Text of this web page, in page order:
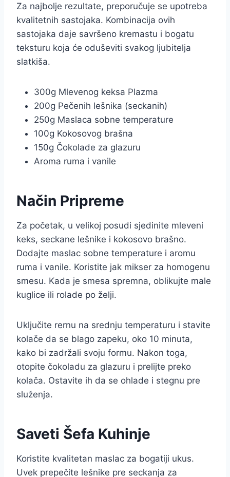
Za najbolje rezultate, preporučuje se upotreba
kvalitetnih sastojaka. Kombinacija ovih
sastojaka daje savršeno kremastu i bogatu
teksturu koja će oduševiti svakog ljubitelja
slatkiša.
300g Mlevenog keksa Plazma
200g Pečenih lešnika (seckanih)
250g Maslaca sobne temperature
100g Kokosovog brašna
150g Čokolade za glazuru
Aroma ruma i vanile
Način Pripreme
Za početak, u velikoj posudi sjedinite mleveni
keks, seckane lešnike i kokosovo brašno.
Dodajte maslac sobne temperature i aromu
ruma i vanile. Koristite jak mikser za homogenu
smesu. Kada je smesa spremna, oblikujte male
kuglice ili rolade po želji.
Uključite rernu na srednju temperaturu i stavite
kolače da se blago zapeku, oko 10 minuta,
kako bi zadržali svoju formu. Nakon toga,
otopite čokoladu za glazuru i prelijte preko
kolača. Ostavite ih da se ohlade i stegnu pre
služenja.
Saveti Šefa Kuhinje
Koristite kvalitetan maslac za bogatiji ukus.
Uvek prepečite lešnike pre seckanja za